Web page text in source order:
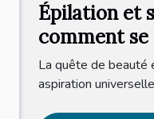
Épilation et
comment
détendue
La quête de
aspiration